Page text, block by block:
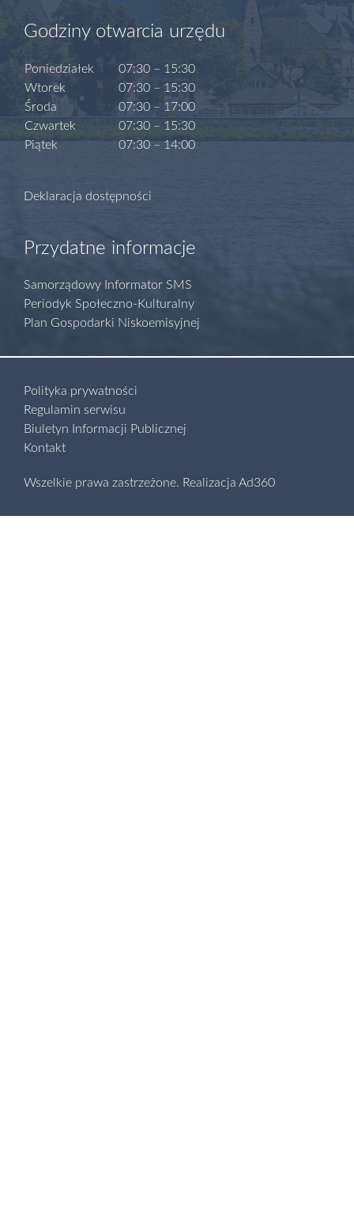
Godziny otwarcia urzędu
Poniedziałek
Wtorek
Środa
Czwartek
Piątek
07:30 – 15:30
07:30 – 15:30
07:30 – 17:00
07:30 – 15:30
07:30 – 14:00
Deklaracja dostępności
Przydatne informacje
Samorządowy Informator SMS
Periodyk Społeczno-Kulturalny
Plan Gospodarki Niskoemisyjnej
Polityka prywatności
Regulamin serwisu
Biuletyn Informacji Publicznej
Kontakt
Wszelkie prawa zastrzeżone. Realizacja Ad360